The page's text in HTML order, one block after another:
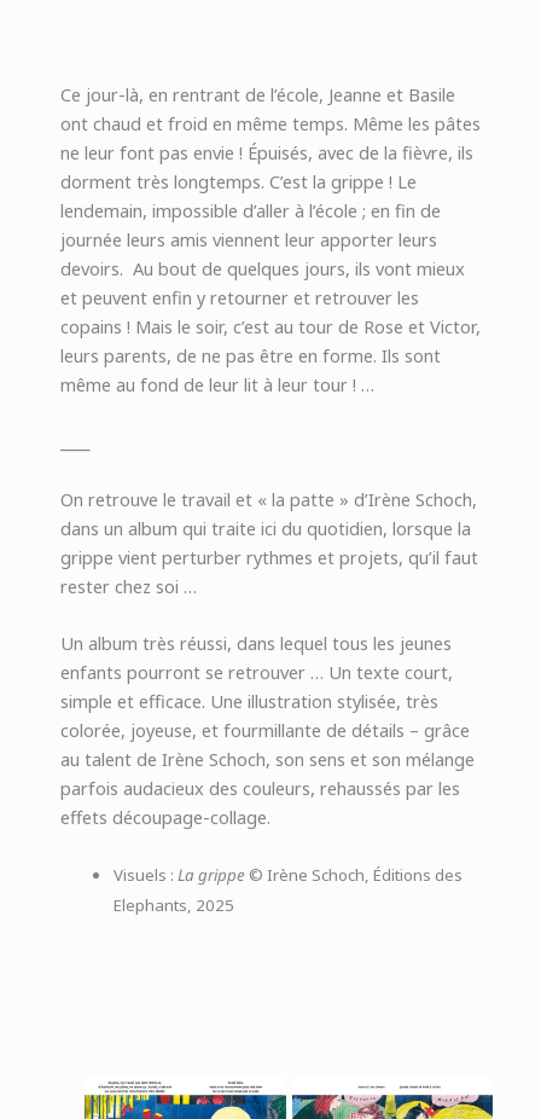
Ce jour-là, en rentrant de l’école, Jeanne et Basile
ont chaud et froid en même temps. Même les pâtes
ne leur font pas envie ! Épuisés, avec de la fièvre, ils
dorment très longtemps. C’est la grippe ! Le
lendemain, impossible d’aller à l’école ; en fin de
journée leurs amis viennent leur apporter leurs
devoirs. Au bout de quelques jours, ils vont mieux
et peuvent enfin y retourner et retrouver les
copains ! Mais le soir, c’est au tour de Rose et Victor,
leurs parents, de ne pas être en forme. Ils sont
même au fond de leur lit à leur tour ! …
On retrouve le travail et « la patte » d’Irène Schoch,
dans un album qui traite ici du quotidien, lorsque la
grippe vient perturber rythmes et projets, qu’il faut
rester chez soi …
Un album très réussi, dans lequel tous les jeunes
enfants pourront se retrouver … Un texte court,
simple et efficace. Une illustration stylisée, très
colorée, joyeuse, et fourmillante de détails – grâce
au talent de Irène Schoch, son sens et son mélange
parfois audacieux des couleurs, rehaussés par les
effets découpage-collage.
Visuels : La grippe© Irène Schoch, Éditions des
Elephants, 2025